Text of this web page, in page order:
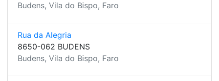
Budens, Vila do Bispo, Faro
Rua da Alegria
8650-062 BUDENS
Budens, Vila do Bispo, Faro